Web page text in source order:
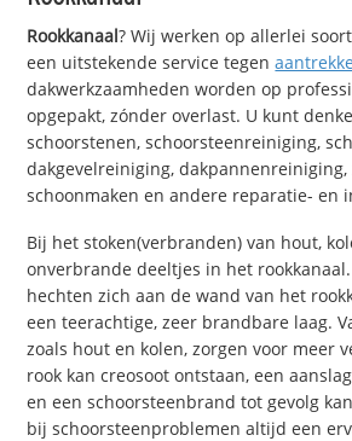
Rookkanaal? Wij werken op allerlei
een uitstekende service tegen
dakwerkzaamheden worden op
opgepakt, zónder overlast. U kunt
schoorstenen, schoorsteenreiniging,
dakgevelreiniging,
schoonmaken en andere reparatie- en
Bij het stoken(verbranden) van hout,
onverbrande deeltjes in het
hechten zich aan de wand van het
een teerachtige, zeer brandbare laag.
zoals hout en kolen, zorgen voor meer
rook kan creosoot ontstaan, een
en een schoorsteenbrand tot gevolg
bij schoorsteenproblemen altijd een